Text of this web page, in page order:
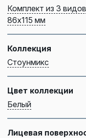
Комплект из 3
86х115 мм
Коллекция
Стоунмикс
Цвет коллекции
Белый
Лицевая